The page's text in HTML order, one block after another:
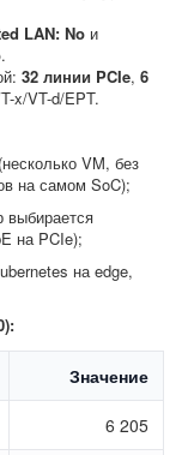
LAN: No и
.
32 линии PCIe, 6
x/VT-d/EPT.
VM, без
на самом SoC);
выбирается
на PCIe);
на edge,
Значение
6 205